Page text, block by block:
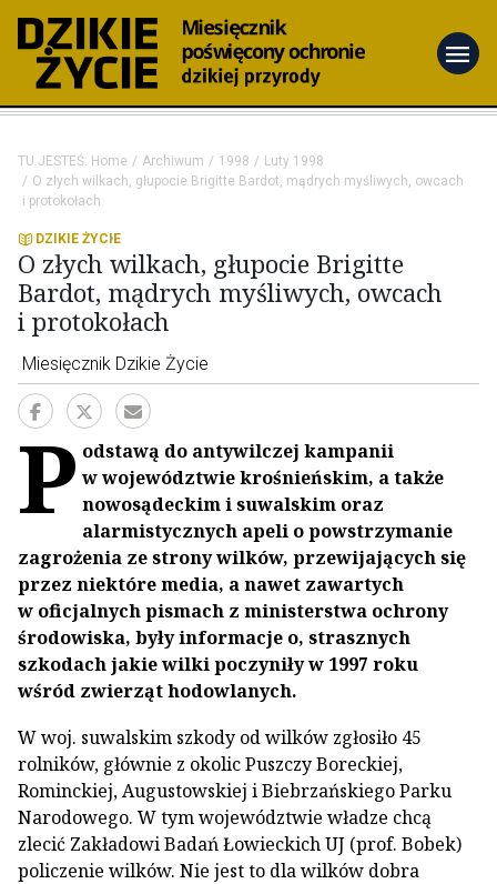
menu
TU JESTEŚ: Home Archiwum 1998
Luty 1998
O złych wilkach, głupocie Brigitte Bardot, mądrych myśliwych, owcach
i protokołach
DZIKIE ŻYCIE
O złych wilkach, głupocie Brigitte
Bardot, mądrych myśliwych, owcach
i protokołach
Miesięcznik Dzikie Życie
P odstawą do antywilczej kampanii
w województwie krośnieńskim, a także
nowosądeckim i suwalskim oraz
alarmistycznych apeli o powstrzymanie
zagrożenia ze strony wilków, przewijających się
przez niektóre media, a nawet zawartych
w oficjalnych pismach z ministerstwa ochrony
środowiska, były informacje o, strasznych
szkodach jakie wilki poczyniły w 1997 roku
wśród zwierząt hodowlanych.
W woj. suwalskim szkody od wilków zgłosiło 45
rolników, głównie z okolic Puszczy Boreckiej,
Rominckiej, Augustowskiej i Biebrzańskiego Parku
Narodowego. W tym województwie władze chcą
zlecić Zakładowi Badań Łowieckich UJ (prof. Bobek)
policzenie wilków. Nie jest to dla wilków dobra